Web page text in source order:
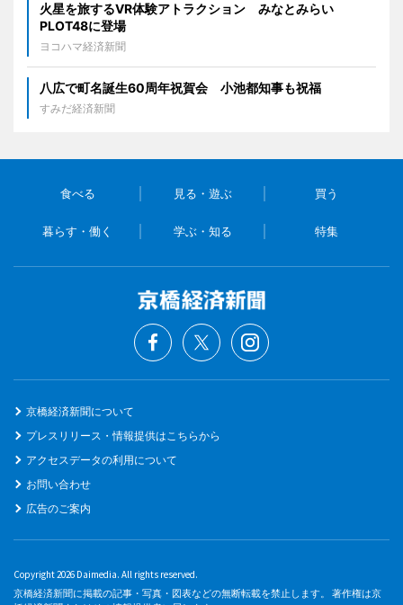
火星を旅するVR体験アトラクション みなとみらい
PLOT48に登場
ヨコハマ経済新聞
八広で町名誕生60周年祝賀会 小池都知事も祝福
すみだ経済新聞
食べる 見る・遊ぶ 買う
暮らす・働く 学ぶ・知る 特集
京橋経済新聞について
プレスリリース・情報提供はこちらから
アクセスデータの利用について
お問い合わせ
広告のご案内
Copyright 2026 Daimedia. All rights reserved.
京橋経済新聞に掲載の記事・写真・図表などの無断転載を禁止します。 著作権は京